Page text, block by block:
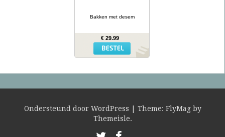
brood met het
fougasse, naanbrood,
hamburgerbroodjes,
kaneelbollen, wafels en
panettone. Naast de 77
hoe je het deeg moet
Bakken met desem
€ 29.99
Ondersteund door WordPress Theme: FlyMagby
Themeisle.